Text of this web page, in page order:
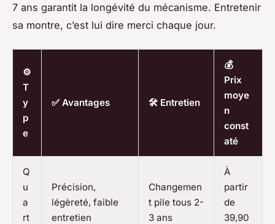
7 ans garantit la longévité du mécanisme. Entretenir
sa montre, c’est lui dire merci chaque jour.
⚙️
T
y
p
e
✅ Avantages 🛠️ Entretien
💰
Prix
moye
n
const
até
Q
u
a
rt
Précision,
légèreté, faible
entretien
Changemen
t pile tous 2-
3 ans
À
partir
de
39,90